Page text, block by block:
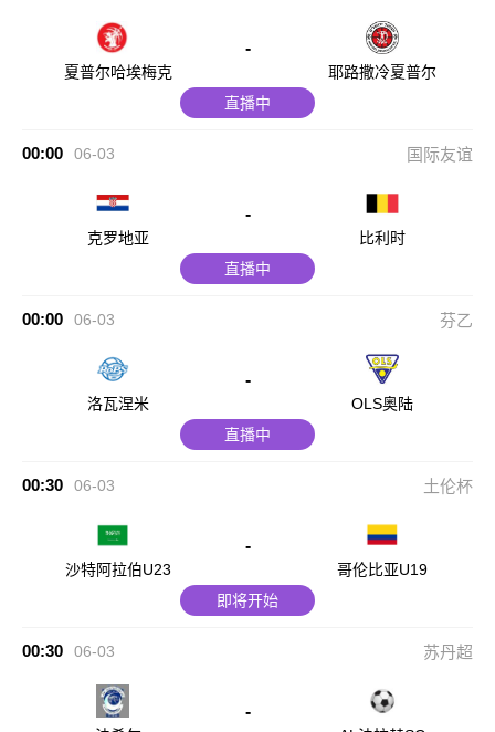
夏普尔哈埃梅克
-
耶路撒冷夏普尔
直播中
00:00 06-03 国际友谊
克罗地亚
-
比利时
直播中
00:00 06-03 芬乙
洛瓦涅米
-
OLS奥陆
直播中
00:30 06-03 土伦杯
沙特阿拉伯U23
-
哥伦比亚U19
即将开始
00:30 06-03 苏丹超
-